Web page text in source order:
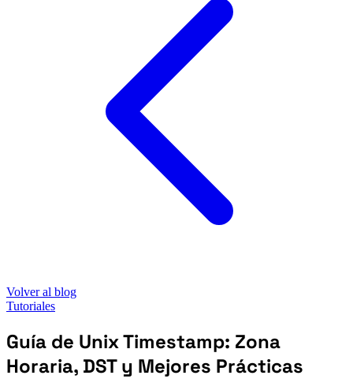
Volver al blog
Tutoriales
Guía de Unix Timestamp: Zona
Horaria, DST y Mejores Prácticas